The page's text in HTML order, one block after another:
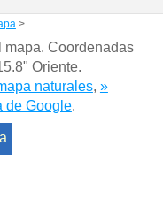
>
mapa. Coordenadas
Oriente.
naturales, »
de Google.